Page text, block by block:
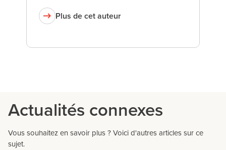
Plus de cet auteur
Actualités connexes
Vous souhaitez en savoir plus ? Voici d'autres articles sur ce
sujet.